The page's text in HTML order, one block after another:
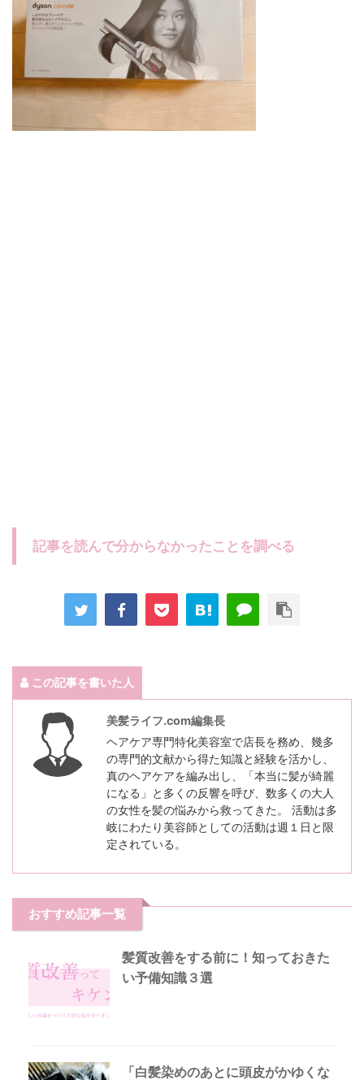
記事を読んで分からなかったことを調べる
この記事を書いた人
美髪ライフ.com編集長
ヘアケア専門特化美容室で店長を務め、幾多
の専門的文献から得た知識と経験を活かし、
真のヘアケアを編み出し、「本当に髪が綺麗
になる」と多くの反響を呼び、数多くの大人
の女性を髪の悩みから救ってきた。 活動は多
岐にわたり美容師としての活動は週１日と限
定されている。
おすすめ記事一覧
髪質改善をする前に！知っておきた
い予備知識３選
「白髪染めのあとに頭皮がかゆくな